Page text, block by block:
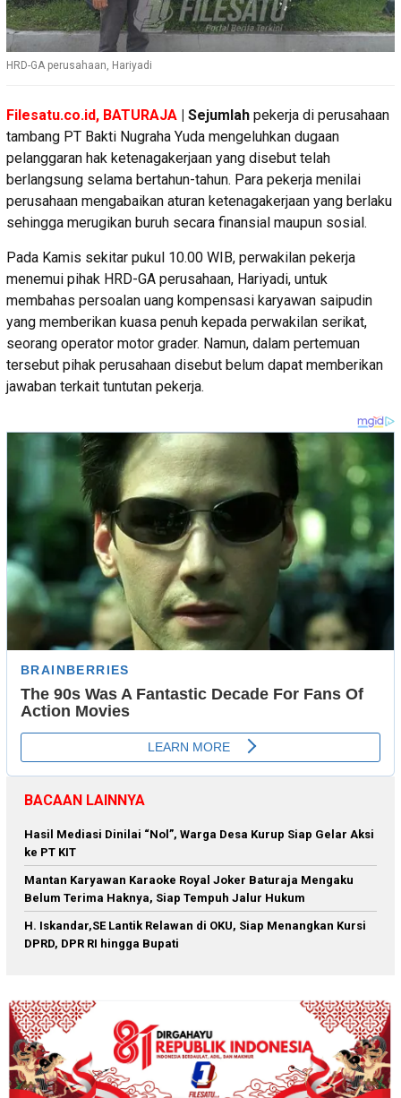
HRD-GA perusahaan, Hariyadi
Filesatu.co.id, BATURAJA | Sejumlah pekerja di perusahaan
tambang PT Bakti Nugraha Yuda mengeluhkan dugaan
pelanggaran hak ketenagakerjaan yang disebut telah
berlangsung selama bertahun-tahun. Para pekerja menilai
perusahaan mengabaikan aturan ketenagakerjaan yang berlaku
sehingga merugikan buruh secara finansial maupun sosial.
Pada Kamis sekitar pukul 10.00 WIB, perwakilan pekerja
menemui pihak HRD-GA perusahaan, Hariyadi, untuk
membahas persoalan uang kompensasi karyawan saipudin
yang memberikan kuasa penuh kepada perwakilan serikat,
seorang operator motor grader. Namun, dalam pertemuan
tersebut pihak perusahaan disebut belum dapat memberikan
jawaban terkait tuntutan pekerja.
BACAAN LAINNYA
Hasil Mediasi Dinilai “Nol”, Warga Desa Kurup Siap Gelar Aksi
ke PT KIT
Mantan Karyawan Karaoke Royal Joker Baturaja Mengaku
Belum Terima Haknya, Siap Tempuh Jalur Hukum
H. Iskandar,SE Lantik Relawan di OKU, Siap Menangkan Kursi
DPRD, DPR RI hingga Bupati